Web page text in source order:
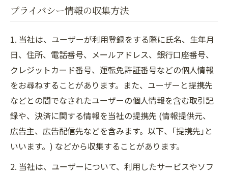
プライバシー情報の収集方法
1. 当社は、ユーザーが利用登録をする際に氏名、生年月
日、住所、電話番号、メールアドレス、銀行口座番号、
クレジットカード番号、運転免許証番号などの個人情報
をお尋ねすることがあります。また、ユーザーと提携先
などとの間でなされたユーザーの個人情報を含む取引記
録や、決済に関する情報を当社の提携先 (情報提供元、
広告主、広告配信先などを含みます。以下、｢提携先｣と
いいます。) などから収集することがあります。
2. 当社は、ユーザーについて、利用したサービスやソフ